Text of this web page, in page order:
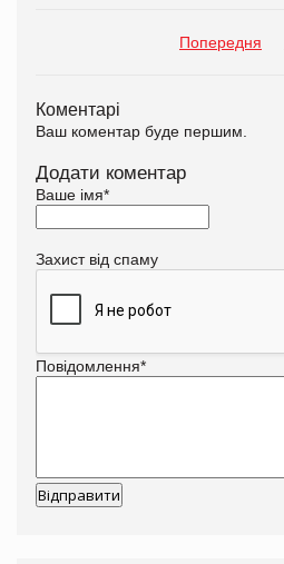
Попередня
Коментарі
Ваш коментар буде першим.
Додати коментар
Ваше імя*
Захист від спаму
Повідомлення*